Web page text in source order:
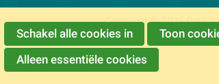
Copyright © 2026
Schakel alle cookies in
Toon
Alleen essentiële cookies